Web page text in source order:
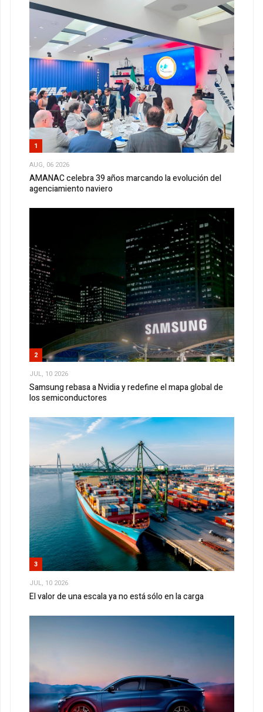
1
AUG, 06 2026
AMANAC celebra 39 años marcando la evolución del
agenciamiento naviero
2
JUL, 10 2026
Samsung rebasa a Nvidia y redefine el mapa global de
los semiconductores
3
JUL, 10 2026
El valor de una escala ya no está sólo en la carga